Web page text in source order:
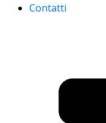
Contatti